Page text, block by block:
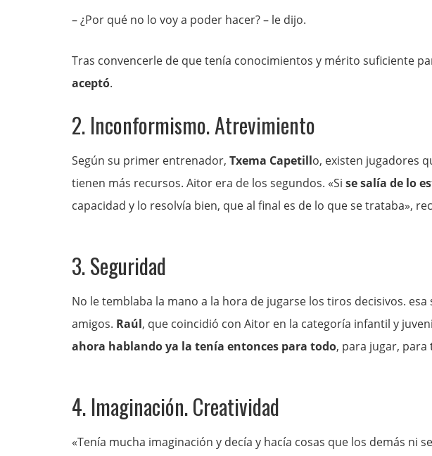
– ¿Por qué no lo voy a poder hacer? – le dijo.
Tras convencerle de que tenía conocimientos y mérito suficiente
aceptó.
2. Inconformismo. Atrevimiento
Según su primer entrenador, Txema Capetillo, existen jugadores
tienen más recursos. Aitor era de los segundos. «Si se salía de lo
capacidad y lo resolvía bien, que al final es de lo que se trataba»,
3. Seguridad
No le temblaba la mano a la hora de jugarse los tiros decisivos.
amigos. Raúl, que coincidió con Aitor en la categoría infantil y
ahora hablando ya la tenía entonces para todo, para jugar, para
4. Imaginación. Creatividad
«Tenía mucha imaginación y decía y hacía cosas que los demás ni